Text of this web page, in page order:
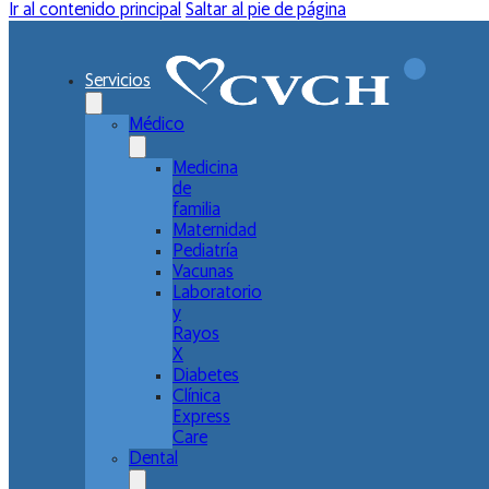
Ir al contenido principal Saltar al pie de página
Servicios
Médico
Medicina
de
familia
Maternidad
Pediatría
Vacunas
Laboratorio
y
Rayos
X
Diabetes
Clínica
Express
Care
Dental